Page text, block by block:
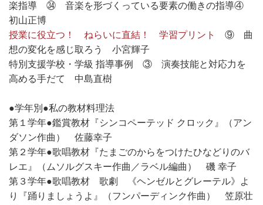
楽指導 ㉞ 音楽を形づくっている要素の働きの指導④
初山正博
授業に役立つ！ ねらいに直結！ 学習プリント
⑨ 曲
想の変化を感じ取ろう 小宮輝子
特別支援学校・学級 指導事例 ③ 演奏技能と対応力を
高める手だて 中島直樹
●学年別●私の教材料理法
第１学年●鑑賞教材『シンコペーテッド クロック』（アン
ダソン作曲） 佐藤幸子
第２学年●歌唱教材『たまごのからをつけたひなどりのバ
レエ』（ムソルグスキー作曲／ラベル編曲） 磯 幸子
第３学年●歌唱教材 歌劇 《ヘンゼルとグレーテル》よ
り『踊りましょうよ』（フンパーディンク作曲） 笠原壮